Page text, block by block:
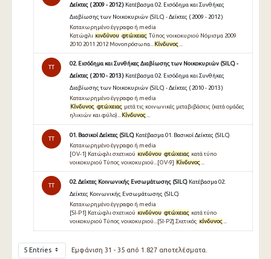
Δείκτες ( 2009 - 2012 ) Κατέβασμα 02. Εισόδημα και Συνθήκες
Διαβίωσης των Νοικοκυριών (SILC) - Δείκτες ( 2009 - 2012 )
Καταχωρημένο έγγραφο ή media
Κατώφλι κινδύνου φτώχειας Τύπος νοικοκυριού Νόμισμα 2009
2010 2011 2012 Μονοπρόσωπα...
Κίνδυνος
TT
02. Εισόδημα και Συνθήκες Διαβίωσης των Νοικοκυριών (SILC) -
Δείκτες ( 2010 - 2013 ) Κατέβασμα 02. Εισόδημα και Συνθήκες
Διαβίωσης των Νοικοκυριών (SILC) - Δείκτες ( 2010 - 2013 )
Καταχωρημένο έγγραφο ή media
Κίνδυνος φτώχειας μετά τις κοινωνικές μεταβιβάσεις (κατά ομάδες
ηλικιών και φύλο)... Κίνδυνος...
TT
01. Βασικοί Δείκτες (SILC) Κατέβασμα 01. Βασικοί Δείκτες (SILC)
Καταχωρημένο έγγραφο ή media
[OV-1] Κατώφλι σχετικού κινδύνου φτώχειας κατά τύπο
νοικοκυριού Τύπος νοικοκυριού...[OV-9] Κίνδυνος
TT
02. Δείκτες Κοινωνικής Ενσωμάτωσης (SILC) Κατέβασμα 02.
Δείκτες Κοινωνικής Ενσωμάτωσης (SILC)
Καταχωρημένο έγγραφο ή media
[SI-P1] Κατώφλι σχετικού κινδύνου φτώχειας κατά τύπο
νοικοκυριού Τύπος νοικοκυριού...[SI-P2] Σχετικός κίνδυνος...
5 Entries Εμφάνιση 31 - 35 από 1.827 αποτελέσματα.